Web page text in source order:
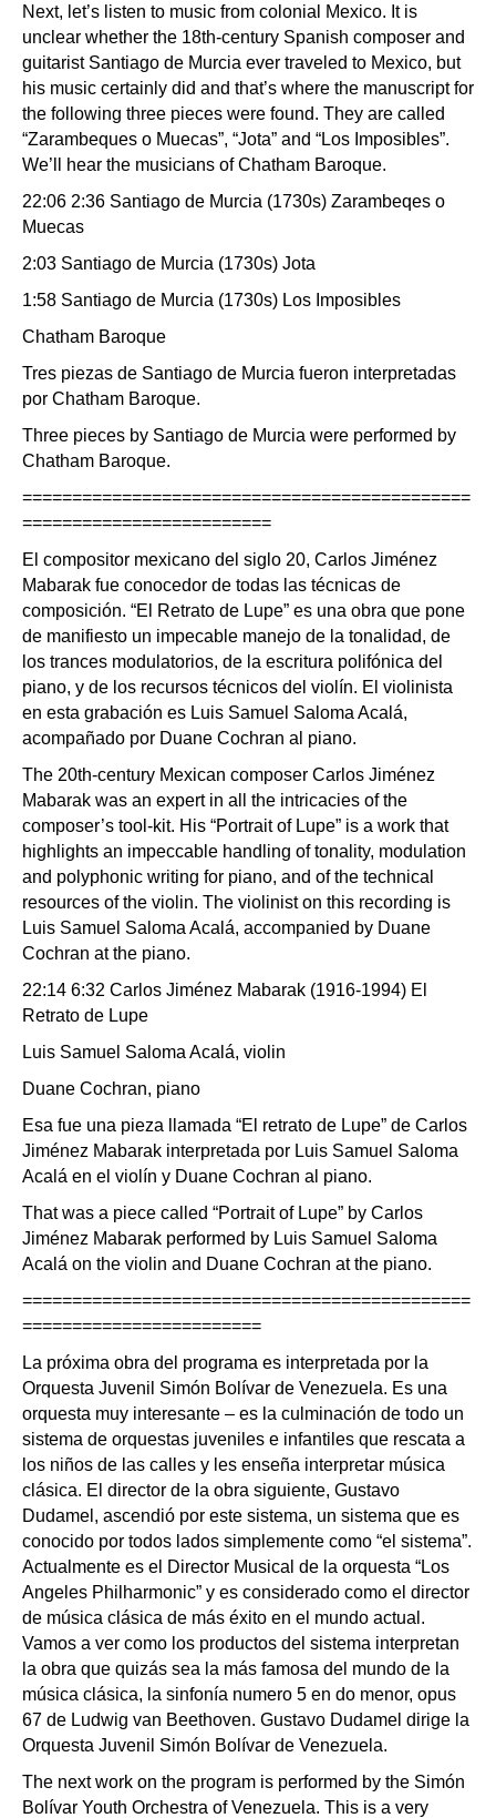
Next, let’s listen to music from colonial Mexico. It is
unclear whether the 18th-century Spanish composer and
guitarist Santiago de Murcia ever traveled to Mexico, but
his music certainly did and that’s where the manuscript for
the following three pieces were found. They are called
“Zarambeques o Muecas”, “Jota” and “Los Imposibles”.
We’ll hear the musicians of Chatham Baroque.
22:06 2:36 Santiago de Murcia (1730s) Zarambeqes o
Muecas
2:03 Santiago de Murcia (1730s) Jota
1:58 Santiago de Murcia (1730s) Los Imposibles
Chatham Baroque
Tres piezas de Santiago de Murcia fueron interpretadas
por Chatham Baroque.
Three pieces by Santiago de Murcia were performed by
Chatham Baroque.
=============================================
=========================
El compositor mexicano del siglo 20, Carlos Jiménez
Mabarak fue conocedor de todas las técnicas de
composición. “El Retrato de Lupe” es una obra que pone
de manifiesto un impecable manejo de la tonalidad, de
los trances modulatorios, de la escritura polifónica del
piano, y de los recursos técnicos del violín. El violinista
en esta grabación es Luis Samuel Saloma Acalá,
acompañado por Duane Cochran al piano.
The 20th-century Mexican composer Carlos Jiménez
Mabarak was an expert in all the intricacies of the
composer’s tool-kit. His “Portrait of Lupe” is a work that
highlights an impeccable handling of tonality, modulation
and polyphonic writing for piano, and of the technical
resources of the violin. The violinist on this recording is
Luis Samuel Saloma Acalá, accompanied by Duane
Cochran at the piano.
22:14 6:32 Carlos Jiménez Mabarak (1916-1994) El
Retrato de Lupe
Luis Samuel Saloma Acalá, violin
Duane Cochran, piano
Esa fue una pieza llamada “El retrato de Lupe” de Carlos
Jiménez Mabarak interpretada por Luis Samuel Saloma
Acalá en el violín y Duane Cochran al piano.
That was a piece called “Portrait of Lupe” by Carlos
Jiménez Mabarak performed by Luis Samuel Saloma
Acalá on the violin and Duane Cochran at the piano.
=============================================
========================
La próxima obra del programa es interpretada por la
Orquesta Juvenil Simón Bolívar de Venezuela. Es una
orquesta muy interesante – es la culminación de todo un
sistema de orquestas juveniles e infantiles que rescata a
los niños de las calles y les enseña interpretar música
clásica. El director de la obra siguiente, Gustavo
Dudamel, ascendió por este sistema, un sistema que es
conocido por todos lados simplemente como “el sistema”.
Actualmente es el Director Musical de la orquesta “Los
Angeles Philharmonic” y es considerado como el director
de música clásica de más éxito en el mundo actual.
Vamos a ver como los productos del sistema interpretan
la obra que quizás sea la más famosa del mundo de la
música clásica, la sinfonía numero 5 en do menor, opus
67 de Ludwig van Beethoven. Gustavo Dudamel dirige la
Orquesta Juvenil Simón Bolívar de Venezuela.
The next work on the program is performed by the Simón
Bolívar Youth Orchestra of Venezuela. This is a very